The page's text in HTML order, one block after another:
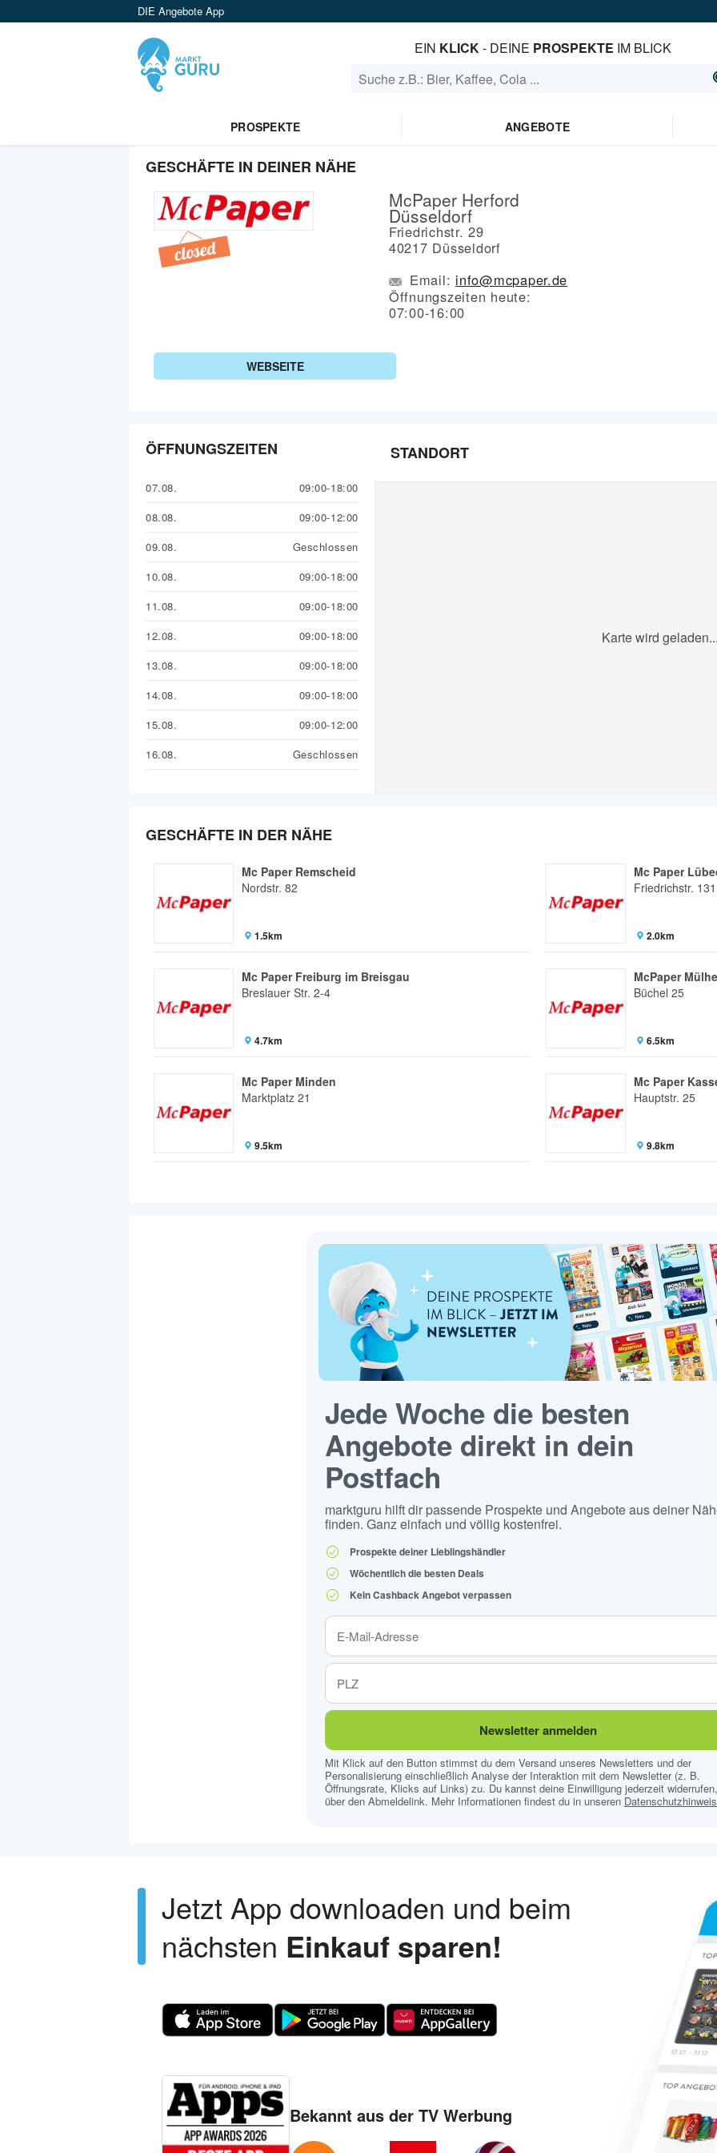
DIE Angebote App
EIN KLICK- DEINE PROSPEKTE IM BLICK
PROSPEKTE ANGEBOTE
GESCHÄFTE IN DEINER NÄHE
McPaper Herford
Düsseldorf
Friedrichstr. 29
40217 Düsseldorf
Email: info@mcpaper.de
Öffnungszeiten heute:
07:00-16:00
WEBSEITE
ÖFFNUNGSZEITEN
07.08.
09:00-18:00
08.08.
09:00-12:00
09.08.
Geschlossen
10.08.
09:00-18:00
11.08.
09:00-18:00
12.08.
09:00-18:00
13.08.
09:00-18:00
14.08.
09:00-18:00
15.08.
09:00-12:00
16.08.
Geschlossen
STANDORT
Karte wird
GESCHÄFTE IN DER NÄHE
Mc Paper Remscheid
Nordstr. 82
1.5km
Mc Paper
Friedrichstr. 131
2.0km
Mc Paper Freiburg im Breisgau
Breslauer Str. 2-4
4.7km
McPaper
Büchel 25
6.5km
Mc Paper Minden
Marktplatz 21
9.5km
Mc Paper
Hauptstr. 25
9.8km
Jede Woche die besten
Angebote direkt in dein
Postfach
marktguru hilft dir passende Prospekte und Angebote aus deiner
finden. Ganz einfach und völlig kostenfrei.
Prospekte deiner Lieblingshändler
Wöchentlich die besten Deals
Kein Cashback Angebot verpassen
Newsletter anmelden
Mit Klick auf den Button stimmst du dem Versand unseres Newsletters und der
Personalisierung einschließlich Analyse der Interaktion mit dem Newsletter (z. B.
Öffnungsrate, Klicks auf Links) zu. Du kannst deine Einwilligung jederzeit
über den Abmeldelink. Mehr Informationen findest du in unseren
Jetzt App downloaden und beim
nächsten Einkauf sparen!
Bekannt aus der TV Werbung